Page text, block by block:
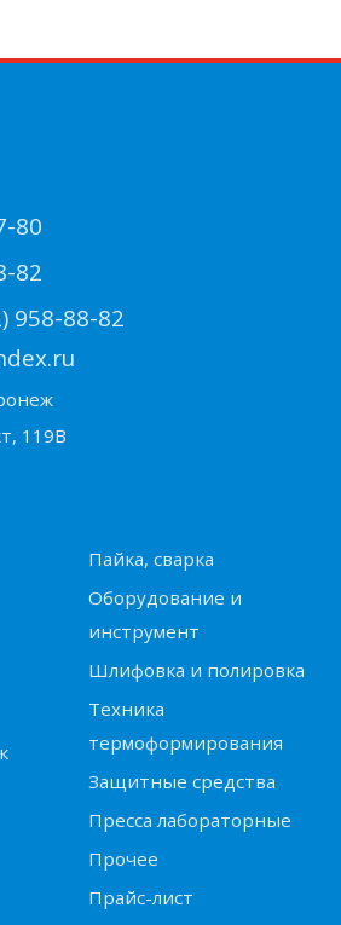
80
82
958-88-82
119В
Пайка, сварка
Оборудование и
инструмент
Шлифовка и полировка
Техника
термоформирования
Защитные средства
Пресса лабораторные
Прочее
Прайс-лист